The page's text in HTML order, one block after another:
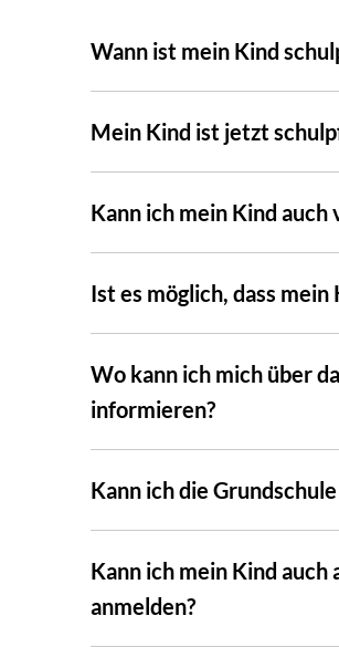
Wann ist mein Kind
Mein Kind ist jetzt
Kann ich mein Kind auch
Ist es möglich, dass
Wo kann ich mich über
informieren?
Kann ich die
Kann ich mein Kind
anmelden?